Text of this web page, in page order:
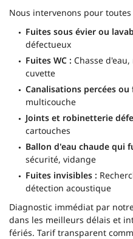
Nous intervenons pour
Fuites sous évier ou
défectueux
Fuites WC : Chasse
cuvette
Canalisations percées ou
multicouche
Joints et robinetterie
cartouches
Ballon d'eau chaude qui
sécurité, vidange
Fuites invisibles :
détection acoustique
Diagnostic immédiat par
dans les meilleurs délais et
fériés. Tarif transparent